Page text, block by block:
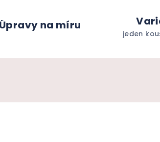
Úpravy na míru
jeden